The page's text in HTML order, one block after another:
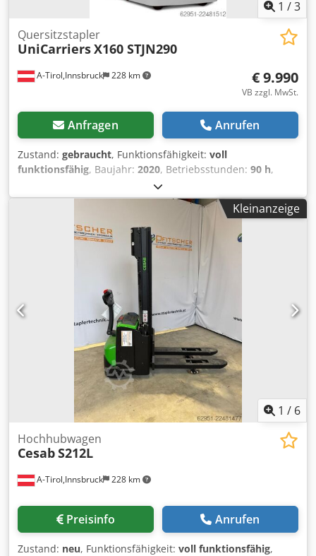
1 /3
A-Tirol,Innsbruck 228 km
Quersitzstapler
UniCarriersX160 STJN290
€ 9.990
VB zzgl. MwSt.
Anfragen Anrufen
Zustand: gebraucht, Funktionsfähigkeit: voll
funktionsfähig, Baujahr: 2020, Betriebsstunden: 90 h,
, Hubhöhe:2.900 mm
elektrisch, Masttyp:ausziehbar, Bauhöhe:2.110 mm,
Elektro,
Quersitzstapler Masttyp: Teleskop Zustand Technisch: Neu
Bereifung vorne Typ: Vulkollan Bereifung hinten Typ:
Vulkollan Batterie Volt: 24V Batterie Ah: 465Ah Batterie
Hersteller: Banner Batterie Baujahr: 2020 Batterie Zustand:
80 - 100% Dodpfx Aozrcxkjgmjck Beschreibung: SITZ AUS
STOFF,MIDI LENKRAD,FAHRERSCHUTZDACH
2110mm,BATTERIEROLLEN FAHRTIRCHUNG ÜBER
HANDSCHALTUNG ERHÖHUNG DER
FAHRGESCHWIDNDIKEIT IN FAHRTRICHTUNG elektrische
Lenkung//// BFS
Kleinanzeige
1 / 6
A-Tirol,Innsbruck 228 km
Hochhubwagen
CesabS212L
Preisinfo Anrufen
Zustand: neu, Funktionsfähigkeit: voll funktionsfähig,